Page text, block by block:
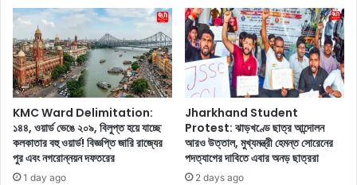
কে
ই
সু
পা
র
হি
ট
সু
র
ভী
জ্যো
ও
পা
র
বাং
লা
র
রূ
পা
লি
প
র্দা
KMC Ward Delimitation:
১৪৪, ওয়ার্ড ভেঙে ২০৯, বিলুপ্ত হয়ে যাচ্ছে
কলকাতার বহু ওয়ার্ড! বিজ্ঞপ্তি জারি রাজ্যের
পুর এবং নগরোন্নয়ন দফতরের
1 day ago
Jharkhand Student
Protest: ঝাড়খণ্ডে ছাত্র আন্দোলন
আরও উত্তাল, মুখ্যমন্ত্রী হেমন্ত সোরেনের
পদত্যাগের দাবিতে এবার অনড় ছাত্ররা
2 days ago